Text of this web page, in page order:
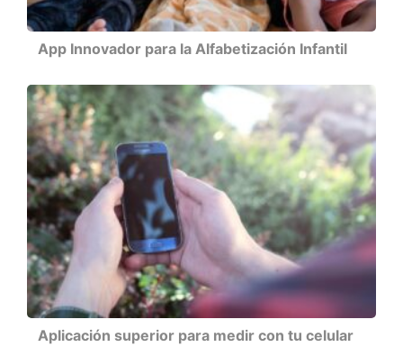
App Innovador para la Alfabetización Infantil
Aplicación superior para medir con tu celular